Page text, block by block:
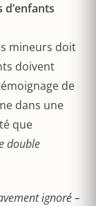
mineurs doit
doivent
de
dans une
que
double
ignoré –